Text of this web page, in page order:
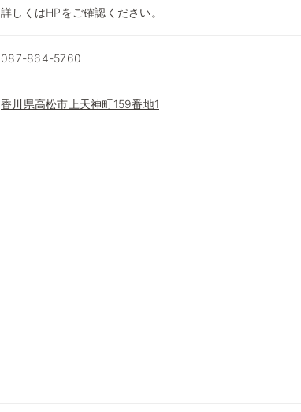
詳しくはHPをご確認ください。
087-864-5760
香川県高松市上天神町159番地1